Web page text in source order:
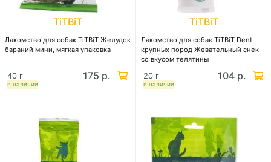
TiTBiT
Лакомство для собак TiTBiT Желудок
бараний мини, мягкая упаковка
в наличии
40 г 175 р.
TiTBiT
Лакомство для собак TiTBiT Dent
крупных пород Жевательный снек
со вкусом телятины
в наличии
20 г 104 р.